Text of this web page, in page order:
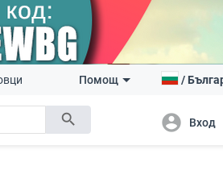
search
Помощ /
account_circle Вход